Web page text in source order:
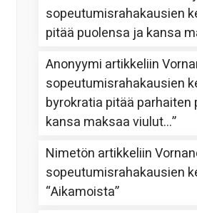
sopeutumisrahakausien
pitää puolensa ja kansa
Anonyymi artikkeliin
sopeutumisrahakausien
byrokratia pitää parhaiten
kansa maksaa viulut…”
Nimetön artikkeliin
sopeutumisrahakausien
“Aikamoista”